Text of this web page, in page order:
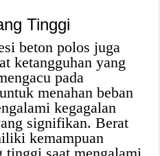
Tinggi
beton polos juga
ketangguhan yang
pada
menahan beban
kegagalan
signifikan. Berat
kemampuan